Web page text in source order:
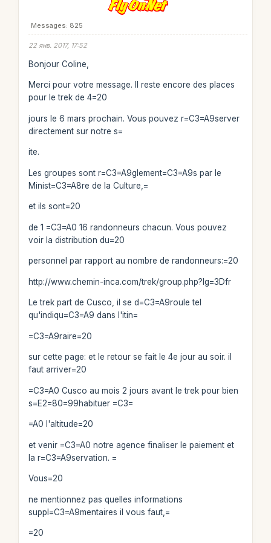
Messages: 825
22 янв. 2017, 17:52
Bonjour Coline,
Merci pour votre message. Il reste encore des places
pour le trek de 4=20
jours le 6 mars prochain. Vous pouvez r=C3=A9server
directement sur notre s=
ite.
Les groupes sont r=C3=A9glement=C3=A9s par le
Minist=C3=A8re de la Culture,=
et ils sont=20
de 1 =C3=A0 16 randonneurs chacun. Vous pouvez
voir la distribution du=20
personnel par rapport au nombre de randonneurs:=20
http://www.chemin-inca.com/trek/group.php?lg=3Dfr
Le trek part de Cusco, il se d=C3=A9roule tel
qu'indiqu=C3=A9 dans l'itin=
=C3=A9raire=20
sur cette page: et le retour se fait le 4e jour au soir. il
faut arriver=20
=C3=A0 Cusco au mois 2 jours avant le trek pour bien
s=E2=80=99habituer =C3=
=A0 l'altitude=20
et venir =C3=A0 notre agence finaliser le paiement et
la r=C3=A9servation. =
Vous=20
ne mentionnez pas quelles informations
suppl=C3=A9mentaires il vous faut,=
=20